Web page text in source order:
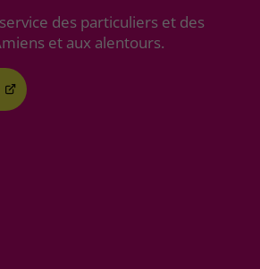
des particuliers et des
et aux alentours.